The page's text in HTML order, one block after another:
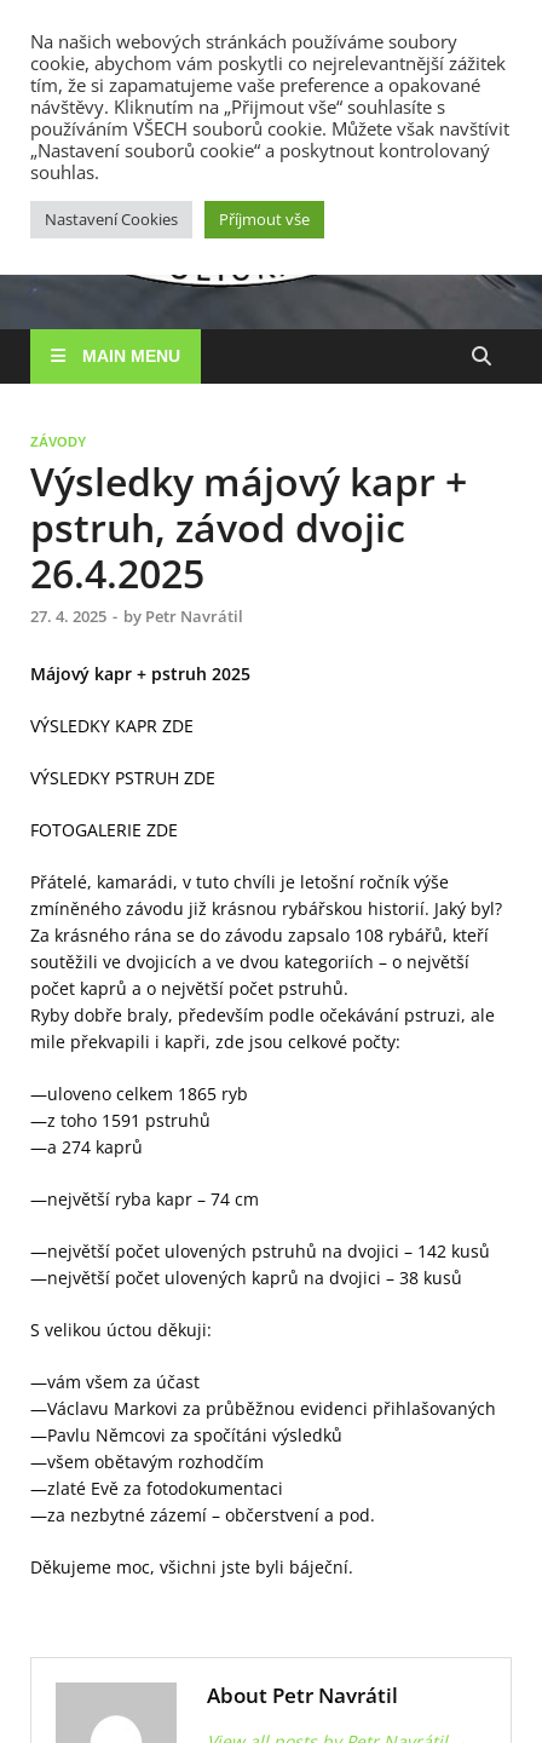
7. 8. 2026
RS
Rybářské
MAIN MENU
ZÁVODY
Výsledky májový kapr +
pstruh, závod dvojic
26.4.2025
27. 4. 2025 - by Petr Navrátil
Májový kapr + pstruh 2025
VÝSLEDKY KAPR ZDE
VÝSLEDKY PSTRUH ZDE
FOTOGALERIE ZDE
Přátelé, kamarádi, v tuto chvíli je letošní ročník výše
zmíněného závodu již krásnou rybářskou historií. Jaký byl?
Za krásného rána se do závodu zapsalo 108 rybářů, kteří
soutěžili ve dvojicích a ve dvou kategoriích – o největší
počet kaprů a o největší počet pstruhů.
Ryby dobře braly, především podle očekávání pstruzi, ale
mile překvapili i kapři, zde jsou celkové počty:
—uloveno celkem 1865 ryb
—z toho 1591 pstruhů
—a 274 kaprů
—největší ryba kapr – 74 cm
—největší počet ulovených pstruhů na dvojici – 142 kusů
—největší počet ulovených kaprů na dvojici – 38 kusů
S velikou úctou děkuji:
—vám všem za účast
—Václavu Markovi za průběžnou evidenci přihlašovaných
—Pavlu Němcovi za spočítáni výsledků
—všem obětavým rozhodčím
—zlaté Evě za fotodokumentaci
—za nezbytné zázemí – občerstvení a pod.
Děkujeme moc, všichni jste byli báječní.
About Petr Navrátil
Na našich webových stránkách používáme soubory
cookie, abychom vám poskytli co nejrelevantnější zážitek
tím, že si zapamatujeme vaše preference a opakované
návštěvy. Kliknutím na „Přijmout vše“ souhlasíte s
používáním VŠECH souborů cookie. Můžete však navštívit
„Nastavení souborů cookie“ a poskytnout kontrolovaný
souhlas.
Nastavení Cookies Příjmout vše